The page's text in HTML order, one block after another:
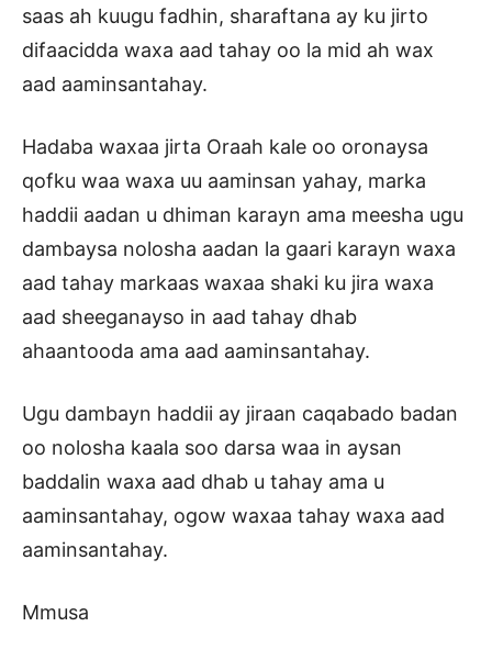
saas ah kuugu fadhin, sharaftana ay ku jirto
difaacidda waxa aad tahay oo la mid ah wax
aad aaminsantahay.
Hadaba waxaa jirta Oraah kale oo oronaysa
qofku waa waxa uu aaminsan yahay, marka
haddii aadan u dhiman karayn ama meesha ugu
dambaysa nolosha aadan la gaari karayn waxa
aad tahay markaas waxaa shaki ku jira waxa
aad sheeganayso in aad tahay dhab
ahaantooda ama aad aaminsantahay.
Ugu dambayn haddii ay jiraan caqabado badan
oo nolosha kaala soo darsa waa in aysan
baddalin waxa aad dhab u tahay ama u
aaminsantahay, ogow waxaa tahay waxa aad
aaminsantahay.
Mmusa